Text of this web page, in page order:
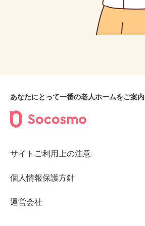
あなたにとって一番の老人ホームをご案内
サイトご利用上の注意
個人情報保護方針
運営会社